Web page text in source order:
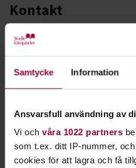
Samtycke Information
Ansvarsfull användning av
Vi och våra 1022 partners
som t.ex. ditt IP-nummer,
cookies för att lagra och få
Kontakt
stab/
Dela: Facebook